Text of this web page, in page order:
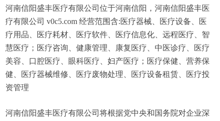
河南信阳盛丰医疗有限公司位于河南信阳，河南信阳盛丰医
疗有限公司 v0c5.com 经营范围含:医疗器械、医疗设备、医
疗用品、医疗耗材、医疗软件、医疗信息化、远程医疗、智
慧医疗；医疗咨询、健康管理、康复医疗、中医诊疗、医疗
美容、口腔医疗、眼科医疗、妇产医疗；医疗保健、营养保
健、医疗器械维修、医疗废物处理、医疗设备租赁、医疗投
资管理
河南信阳盛丰医疗有限公司将根据党中央和国务院对企业深